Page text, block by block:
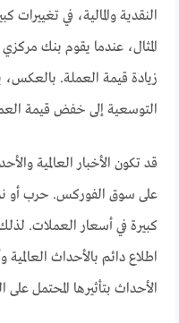
النقدية والمالية، في
المثال، عندما يقوم بنك
زيادة قيمة العملة. بالعكس،
التوسعية إلى خفض قيمة
قد تكون الأخبار العالمية
على سوق الفوركس. حرب أو
كبيرة في أسعار العملات.
اطلاع دائم بالأحداث
الأحداث بتأثيرها المحتمل على